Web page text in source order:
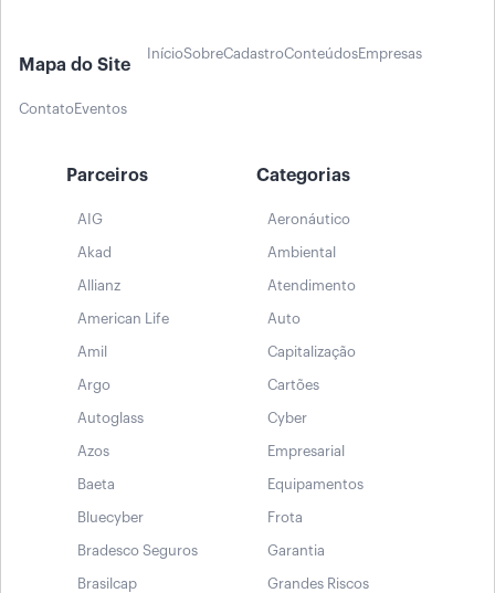
Mapa do Site
InícioSobreCadastroConteúdosEmpresas
ContatoEventos
Parceiros
AIG
Akad
Allianz
American Life
Amil
Argo
Autoglass
Azos
Baeta
Bluecyber
Bradesco Seguros
Brasilcap
Categorias
Aeronáutico
Ambiental
Atendimento
Auto
Capitalização
Cartões
Cyber
Empresarial
Equipamentos
Frota
Garantia
Grandes Riscos